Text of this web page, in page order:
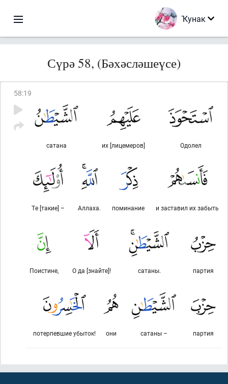
Ҡунак
Сүрә 58, (Бәхәсләшеүсе)
58:19
Одолел
их [лицемеров]
сатана
и заставил их забыть
поминание
Аллаха.
Те [такие] –
партия
сатаны.
О да [знайте]!
Поистине,
партия
сатаны –
они
потерпевшие убыток!